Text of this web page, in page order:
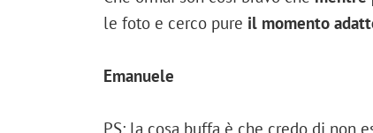
le foto e cerco pure il momento
Emanuele
PS: la cosa buffa è che credo di non